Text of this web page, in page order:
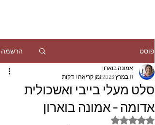
פוסט הרשמה
סלט מעלי בייבי ואשכולית
אדומה - אמונה בוארון
אמונה בוארון
11 במרץ 2023
זמן קריאה 1 דקות
דירוג של NaN מתוך 5 כוכבים